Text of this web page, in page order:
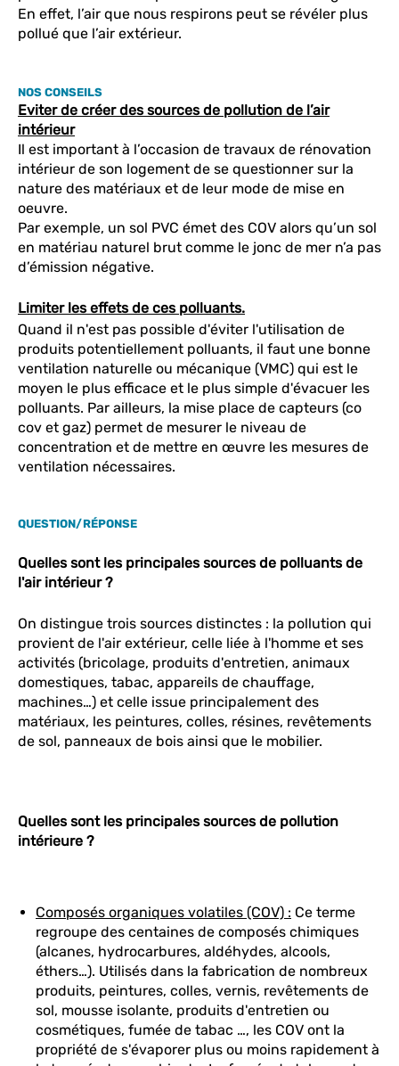
En effet, l’air que nous respirons peut se révéler plus
pollué que l’air extérieur.
NOS CONSEILS
Eviter de créer des sources de pollution de l’air
intérieur
Il est important à l’occasion de travaux de rénovation
intérieur de son logement de se questionner sur la
nature des matériaux et de leur mode de mise en
oeuvre.
Par exemple, un sol PVC émet des COV alors qu’un sol
en matériau naturel brut comme le jonc de mer n’a pas
d’émission négative.
Limiter les effets de ces polluants.
Quand il n'est pas possible d'éviter l'utilisation de
produits potentiellement polluants, il faut une bonne
ventilation naturelle ou mécanique (VMC) qui est le
moyen le plus efficace et le plus simple d'évacuer les
polluants. Par ailleurs, la mise place de capteurs (co
cov et gaz) permet de mesurer le niveau de
concentration et de mettre en œuvre les mesures de
ventilation nécessaires.
QUESTION/RÉPONSE
Quelles sont les principales sources de polluants de
l'air intérieur ?
On distingue trois sources distinctes : la pollution qui
provient de l'air extérieur, celle liée à l'homme et ses
activités (bricolage, produits d'entretien, animaux
domestiques, tabac, appareils de chauffage,
machines…) et celle issue principalement des
matériaux, les peintures, colles, résines, revêtements
de sol, panneaux de bois ainsi que le mobilier.
Quelles sont les principales sources de pollution
intérieure ?
Composés organiques volatiles (COV) : Ce terme
regroupe des centaines de composés chimiques
(alcanes, hydrocarbures, aldéhydes, alcools,
éthers…). Utilisés dans la fabrication de nombreux
produits, peintures, colles, vernis, revêtements de
sol, mousse isolante, produits d'entretien ou
cosmétiques, fumée de tabac …, les COV ont la
propriété de s'évaporer plus ou moins rapidement à